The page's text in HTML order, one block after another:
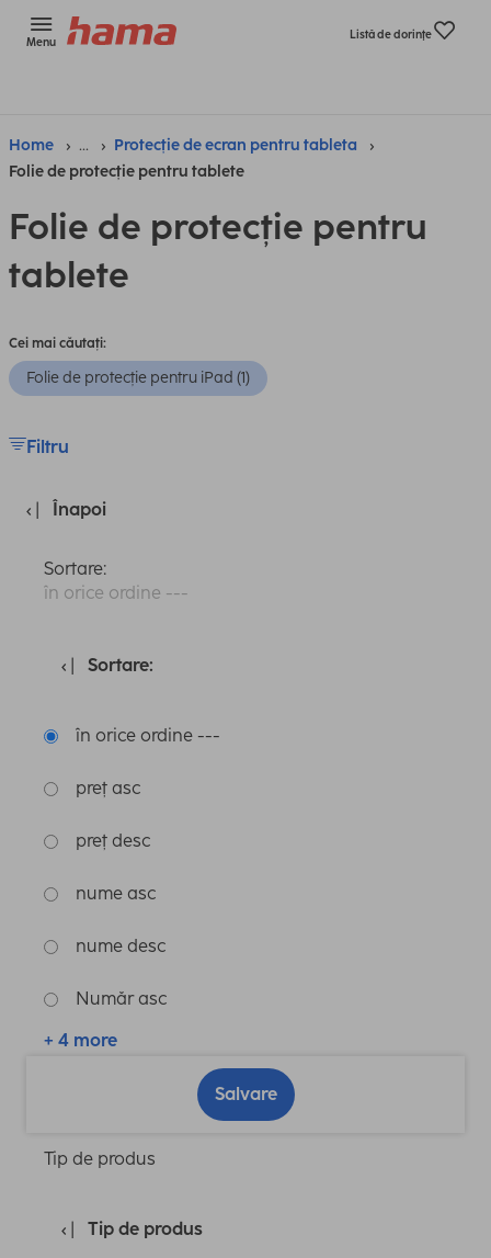
Menu
Listă de dorinţe
Home ...
Protecție de ecran pentru tableta
Folie de protecție pentru tablete
Folie de protecție pentru
tablete
Cei mai căutați:
Folie de protecție pentru iPad (1)
Filtru
Înapoi
Sortare:
în orice ordine ---
Sortare:
în orice ordine ---
preț asc
preț desc
nume asc
nume desc
Număr asc
+ 4 more
Salvare
Tip de produs
Tip de produs